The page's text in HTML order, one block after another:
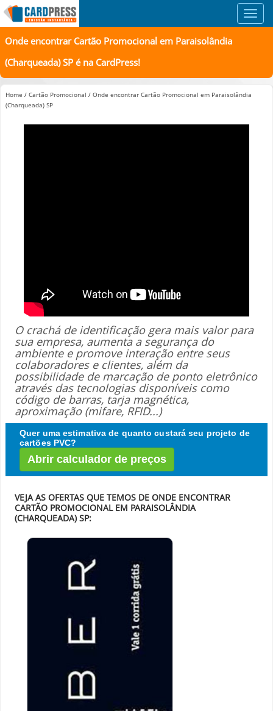
Onde encontrar Cartão Promocional em Paraisolândia
(Charqueada) SP é na CardPress!
Home / Cartão Promocional / Onde encontrar Cartão Promocional em Paraisolândia
(Charqueada) SP
O crachá de identificação gera mais valor para
sua empresa, aumenta a segurança do
ambiente e promove interação entre seus
colaboradores e clientes, além da
possibilidade de marcação de ponto eletrônico
através das tecnologias disponíveis como
código de barras, tarja magnética,
aproximação (mifare, RFID...)
Quer uma estimativa de quanto custará seu projeto de
cartões PVC?
Abrir calculador de preços
VEJA AS OFERTAS QUE TEMOS DE ONDE ENCONTRAR
CARTÃO PROMOCIONAL EM PARAISOLÂNDIA
(CHARQUEADA) SP: